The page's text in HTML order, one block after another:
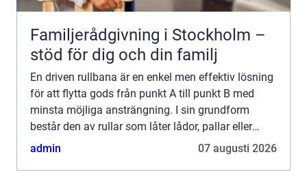
Familjerådgivning i Stockholm –
stöd för dig och din familj
En driven rullbana är en enkel men effektiv lösning
för att flytta gods från punkt A till punkt B med
minsta möjliga ansträngning. I sin grundform
består den av rullar som låter lådor, pallar eller
pak...
admin 07 augusti 2026